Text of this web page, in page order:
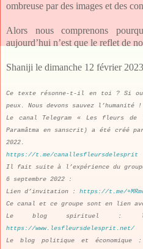
ombreuse par des images et des
Alors nous comprenons
aujourd’hui n’est que le reflet de
Shaniji le dimanche 12 février 2023
Ce texte résonne-t-il en toi ? Si
peux. Nous devons sauvez l’humanité !
Le canal Telegram « Les fleurs de
Paramâtma en sanscrit) a été créé
2022.
https://t.me/canallesfleursdelesprit
Il fait suite à l’expérience du groupe
6 septembre 2022 :
Lien d’invitation : https://t.me/
Ce canal et ce groupe sont en lien
Le blog spirituel :
https://www.lesfleursdelesprit.net/
Le blog politique et économique :